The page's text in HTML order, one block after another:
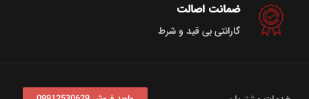
ضمانت اصالت
گارانتی بی قید و شرط